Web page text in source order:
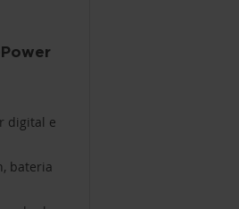
digital e
bateria